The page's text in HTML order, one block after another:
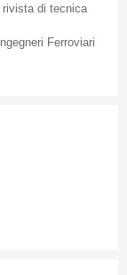
rivista di tecnica
Ingegneri Ferroviari